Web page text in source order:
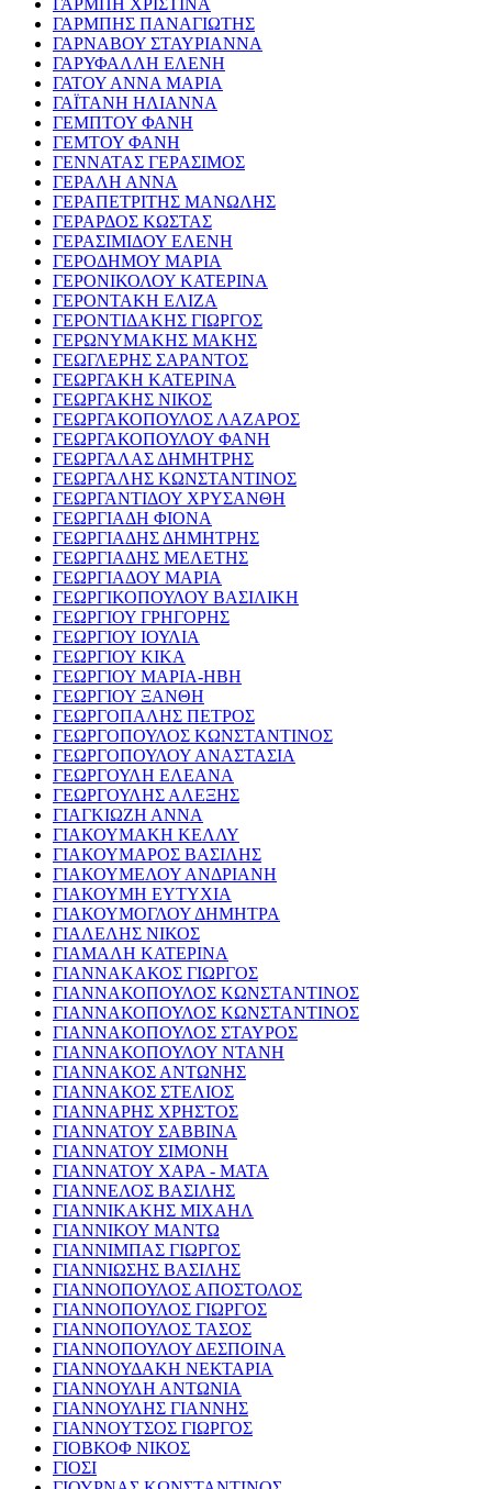
ΓΑΡΜΠΗ ΧΡΙΣΤΙΝΑ
ΓΑΡΜΠΗΣ ΠΑΝΑΓΙΩΤΗΣ
ΓΑΡΝΑΒΟΥ ΣΤΑΥΡΙΑΝΝΑ
ΓΑΡΥΦΑΛΛΗ ΕΛΕΝΗ
ΓΑΤΟΥ ΑΝΝΑ ΜΑΡΙΑ
ΓΑΪΤΑΝΗ ΗΛΙΑΝΝΑ
ΓΕΜΠΤΟΥ ΦΑΝΗ
ΓΕΜΤΟΥ ΦΑΝΗ
ΓΕΝΝΑΤΑΣ ΓΕΡΑΣΙΜΟΣ
ΓΕΡΑΛΗ ΑΝΝΑ
ΓΕΡΑΠΕΤΡΙΤΗΣ ΜΑΝΩΛΗΣ
ΓΕΡΑΡΔΟΣ ΚΩΣΤΑΣ
ΓΕΡΑΣΙΜΙΔΟΥ ΕΛΕΝΗ
ΓΕΡΟΔΗΜΟΥ ΜΑΡΙΑ
ΓΕΡΟΝΙΚΟΛΟΥ ΚΑΤΕΡΙΝΑ
ΓΕΡΟΝΤΑΚΗ ΕΛΙΖΑ
ΓΕΡΟΝΤΙΔΑΚΗΣ ΓΙΩΡΓΟΣ
ΓΕΡΩΝΥΜΑΚΗΣ ΜΑΚΗΣ
ΓΕΩΓΛΕΡΗΣ ΣΑΡΑΝΤΟΣ
ΓΕΩΡΓΑΚΗ ΚΑΤΕΡΙΝΑ
ΓΕΩΡΓΑΚΗΣ ΝΙΚΟΣ
ΓΕΩΡΓΑΚΟΠΟΥΛΟΣ ΛΑΖΑΡΟΣ
ΓΕΩΡΓΑΚΟΠΟΥΛΟΥ ΦΑΝΗ
ΓΕΩΡΓΑΛΑΣ ΔΗΜΗΤΡΗΣ
ΓΕΩΡΓΑΛΗΣ ΚΩΝΣΤΑΝΤΙΝΟΣ
ΓΕΩΡΓΑΝΤΙΔΟΥ ΧΡΥΣΑΝΘΗ
ΓΕΩΡΓΙΑΔΗ ΦΙΟΝΑ
ΓΕΩΡΓΙΑΔΗΣ ΔΗΜΗΤΡΗΣ
ΓΕΩΡΓΙΑΔΗΣ ΜΕΛΕΤΗΣ
ΓΕΩΡΓΙΑΔΟΥ ΜΑΡΙΑ
ΓΕΩΡΓΙΚΟΠΟΥΛΟΥ ΒΑΣΙΛΙΚΗ
ΓΕΩΡΓΙΟΥ ΓΡΗΓΟΡΗΣ
ΓΕΩΡΓΙΟΥ ΙΟΥΛΙΑ
ΓΕΩΡΓΙΟΥ ΚΙΚΑ
ΓΕΩΡΓΙΟΥ ΜΑΡΙΑ-ΗΒΗ
ΓΕΩΡΓΙΟΥ ΞΑΝΘΗ
ΓΕΩΡΓΟΠΑΛΗΣ ΠΕΤΡΟΣ
ΓΕΩΡΓΟΠΟΥΛΟΣ ΚΩΝΣΤΑΝΤΙΝΟΣ
ΓΕΩΡΓΟΠΟΥΛΟΥ ΑΝΑΣΤΑΣΙΑ
ΓΕΩΡΓΟΥΛΗ ΕΛΕΑΝΑ
ΓΕΩΡΓΟΥΛΗΣ ΑΛΕΞΗΣ
ΓΙΑΓΚΙΩΖΗ ΑΝΝΑ
ΓΙΑΚΟΥΜΑΚΗ ΚΕΛΛΥ
ΓΙΑΚΟΥΜΑΡΟΣ ΒΑΣΙΛΗΣ
ΓΙΑΚΟΥΜΕΛΟΥ ΑΝΔΡΙΑΝΗ
ΓΙΑΚΟΥΜΗ ΕΥΤΥΧΙΑ
ΓΙΑΚΟΥΜΟΓΛΟΥ ΔΗΜΗΤΡΑ
ΓΙΑΛΕΛΗΣ ΝΙΚΟΣ
ΓΙΑΜΑΛΗ ΚΑΤΕΡΙΝΑ
ΓΙΑΝΝΑΚΑΚΟΣ ΓΙΩΡΓΟΣ
ΓΙΑΝΝΑΚΟΠΟΥΛΟΣ ΚΩΝΣΤΑΝΤΙΝΟΣ
ΓΙΑΝΝΑΚΟΠΟΥΛΟΣ ΚΩΝΣΤΑΝΤΙΝΟΣ
ΓΙΑΝΝΑΚΟΠΟΥΛΟΣ ΣΤΑΥΡΟΣ
ΓΙΑΝΝΑΚΟΠΟΥΛΟΥ ΝΤΑΝΗ
ΓΙΑΝΝΑΚΟΣ ΑΝΤΩΝΗΣ
ΓΙΑΝΝΑΚΟΣ ΣΤΕΛΙΟΣ
ΓΙΑΝΝΑΡΗΣ ΧΡΗΣΤΟΣ
ΓΙΑΝΝΑΤΟΥ ΣΑΒΒΙΝΑ
ΓΙΑΝΝΑΤΟΥ ΣΙΜΟΝΗ
ΓΙΑΝΝΑΤΟΥ ΧΑΡΑ - ΜΑΤΑ
ΓΙΑΝΝΕΛΟΣ ΒΑΣΙΛΗΣ
ΓΙΑΝΝΙΚΑΚΗΣ ΜΙΧΑΗΛ
ΓΙΑΝΝΙΚΟΥ ΜΑΝΤΩ
ΓΙΑΝΝΙΜΠΑΣ ΓΙΩΡΓΟΣ
ΓΙΑΝΝΙΩΣΗΣ ΒΑΣΙΛΗΣ
ΓΙΑΝΝΟΠΟΥΛΟΣ ΑΠΟΣΤΟΛΟΣ
ΓΙΑΝΝΟΠΟΥΛΟΣ ΓΙΩΡΓΟΣ
ΓΙΑΝΝΟΠΟΥΛΟΣ ΤΑΣΟΣ
ΓΙΑΝΝΟΠΟΥΛΟΥ ΔΕΣΠΟΙΝΑ
ΓΙΑΝΝΟΥΔΑΚΗ ΝΕΚΤΑΡΙΑ
ΓΙΑΝΝΟΥΛΗ ΑΝΤΩΝΙΑ
ΓΙΑΝΝΟΥΛΗΣ ΓΙΑΝΝΗΣ
ΓΙΑΝΝΟΥΤΣΟΣ ΓΙΩΡΓΟΣ
ΓΙΟΒΚΟΦ ΝΙΚΟΣ
ΓΙΟΣΙ